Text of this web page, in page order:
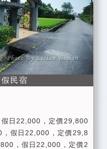
維護住宿安寧，請每位遊
宿空間上的安寧。 ■ 個人
有遺失，恕不負責，敬
宿前一週告知
民宿
日22,000，定價29,800
假日22,000，定價29,8
，假日22,000，定價2